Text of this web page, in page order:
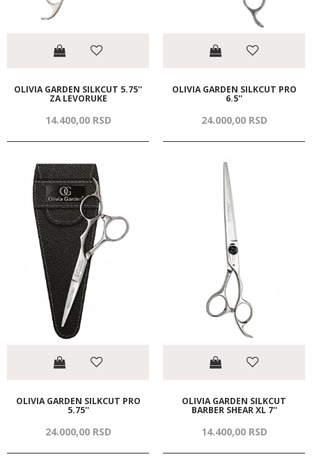
OLIVIA GARDEN SILKCUT 5.75''
ZA LEVORUKE
14.400,00 RSD
OLIVIA GARDEN SILKCUT PRO
6.5''
24.000,00 RSD
OLIVIA GARDEN SILKCUT PRO
5.75''
24.000,00 RSD
OLIVIA GARDEN SILKCUT
BARBER SHEAR XL 7''
14.400,00 RSD